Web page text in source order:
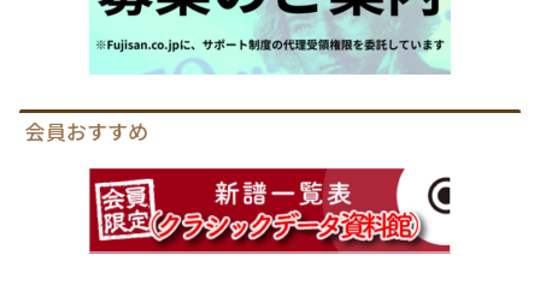
会員おすすめ